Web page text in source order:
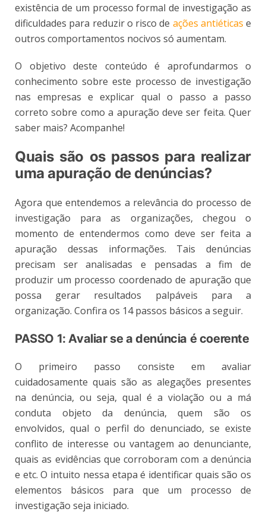
existência de um processo formal de investigação as
dificuldades para reduzir o risco de ações antiéticas e
outros comportamentos nocivos só aumentam.
O objetivo deste conteúdo é aprofundarmos o
conhecimento sobre este processo de investigação
nas empresas e explicar qual o passo a passo
correto sobre como a apuração deve ser feita. Quer
saber mais? Acompanhe!
Quais são os passos para realizar
uma apuração de denúncias?
Agora que entendemos a relevância do processo de
investigação para as organizações, chegou o
momento de entendermos como deve ser feita a
apuração dessas informações. Tais denúncias
precisam ser analisadas e pensadas a fim de
produzir um processo coordenado de apuração que
possa gerar resultados palpáveis para a
organização. Confira os 14 passos básicos a seguir.
PASSO 1: Avaliar se a denúncia é coerente
O primeiro passo consiste em avaliar
cuidadosamente quais são as alegações presentes
na denúncia, ou seja, qual é a violação ou a má
conduta objeto da denúncia, quem são os
envolvidos, qual o perfil do denunciado, se existe
conflito de interesse ou vantagem ao denunciante,
quais as evidências que corroboram com a denúncia
e etc. O intuito nessa etapa é identificar quais são os
elementos básicos para que um processo de
investigação seja iniciado.